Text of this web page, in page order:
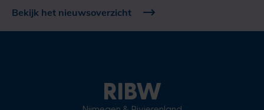
Bekijk het nieuwsoverzicht
RIBW